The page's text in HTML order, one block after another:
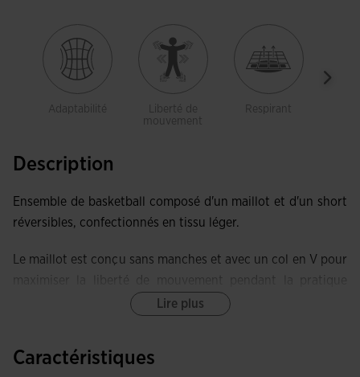
Adaptabilité
Liberté de
mouvement
Respirant
Description
Ensemble de basketball composé d'un maillot et d'un short
réversibles, confectionnés en tissu léger.
Le maillot est conçu sans manches et avec un col en V pour
sportive. Il intègre la technologie MICRO-MESH SYSTEM.
Il intègre la technologie Micro Mesh.
Lire plus
Caractéristiques